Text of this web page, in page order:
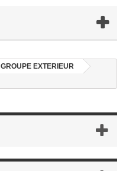
GROUPE EXTERIEUR